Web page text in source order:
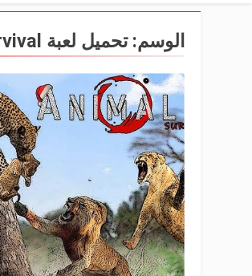
الوسم:تحميل لعبة Animalia Survival من ميديا فاير بحجم صغير للكمبيوتر